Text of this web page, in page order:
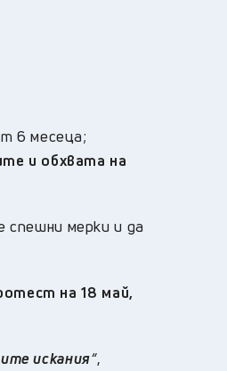
6 месеца;
и обхвата на
мерки и да
на 18 май,
искания“,